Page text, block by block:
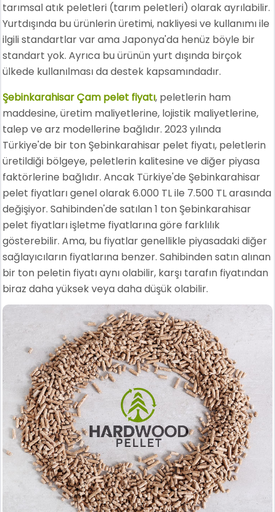
tarımsal atık peletleri (tarım peletleri) olarak ayrılabilir.
Yurtdışında bu ürünlerin üretimi, nakliyesi ve kullanımı ile
ilgili standartlar var ama Japonya'da henüz böyle bir
standart yok. Ayrıca bu ürünün yurt dışında birçok
ülkede kullanılması da destek kapsamındadır.
Şebinkarahisar Çam pelet fiyatı, peletlerin ham
maddesine, üretim maliyetlerine, lojistik maliyetlerine,
talep ve arz modellerine bağlıdır. 2023 yılında
Türkiye'de bir ton Şebinkarahisar pelet fiyatı, peletlerin
üretildiği bölgeye, peletlerin kalitesine ve diğer piyasa
faktörlerine bağlıdır. Ancak Türkiye'de Şebinkarahisar
pelet fiyatları genel olarak 6.000 TL ile 7.500 TL arasında
değişiyor. Sahibinden'de satılan 1 ton Şebinkarahisar
pelet fiyatları işletme fiyatlarına göre farklılık
gösterebilir. Ama, bu fiyatlar genellikle piyasadaki diğer
sağlayıcıların fiyatlarına benzer. Sahibinden satın alınan
bir ton peletin fiyatı aynı olabilir, karşı tarafın fiyatından
biraz daha yüksek veya daha düşük olabilir.